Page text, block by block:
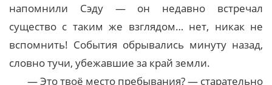
напомнили Сэду — он недавно встречал
существо с таким же взглядом… нет, никак не
вспомнить! События обрывались минуту назад,
словно тучи, убежавшие за край земли.
— Это твоё место пребывания? — старательно